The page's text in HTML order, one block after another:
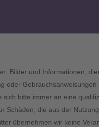
Bilder und Informationen,
oder
bitte immer an eine
Schäden, die aus der
übernehmen wir keine